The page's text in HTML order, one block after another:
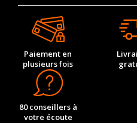
Paiement en
plusieurs fois
80 conseillers à
votre écoute